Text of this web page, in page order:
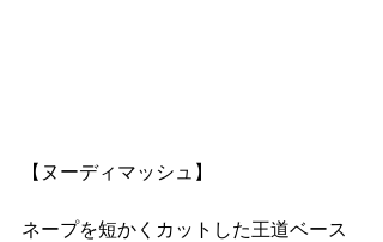
【ヌーディマッシュ】
ネープを短かくカットした王道ベース